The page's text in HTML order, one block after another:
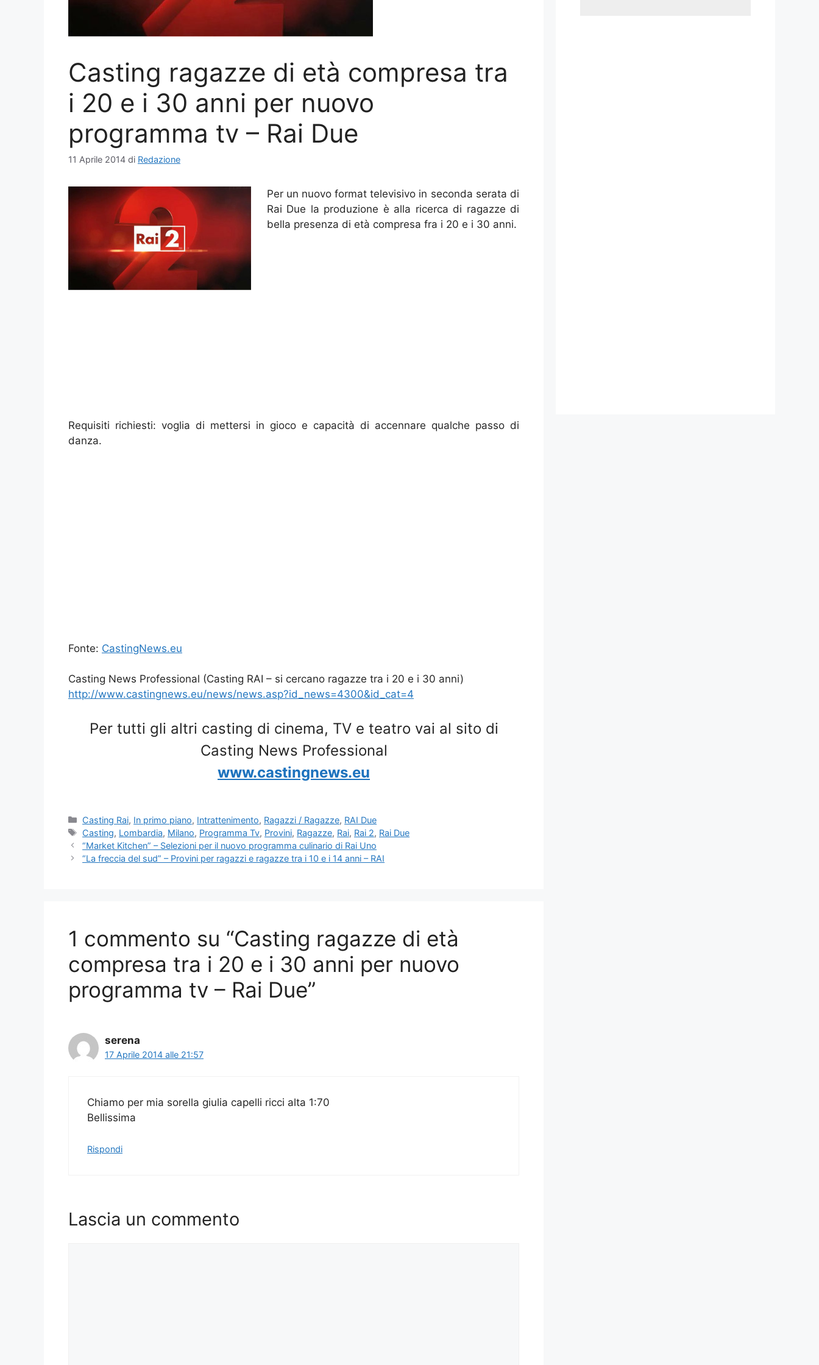
Casting ragazze di età compresa tra
i 20 e i 30 anni per nuovo
programma tv – Rai Due
11 Aprile 2014 di Redazione
Per un nuovo format televisivo in seconda serata di
Rai Due la produzione è alla ricerca di ragazze di
bella presenza di età compresa fra i 20 e i 30 anni.
Requisiti richiesti: voglia di mettersi in gioco e capacità di accennare qualche passo di
danza.
Fonte: CastingNews.eu
Casting News Professional (Casting RAI – si cercano ragazze tra i 20 e i 30 anni)
http://www.castingnews.eu/news/news.asp?id_news=4300&id_cat=4
Per tutti gli altri casting di cinema, TV e teatro vai al sito di
Casting News Professional
www.castingnews.eu
Categorie
Casting Rai, In primo piano, Intrattenimento, Ragazzi / Ragazze, RAI Due
Tag
Casting, Lombardia, Milano, Programma Tv, Provini, Ragazze, Rai, Rai 2, Rai Due
“Market Kitchen” – Selezioni per il nuovo programma culinario di Rai Uno
“La freccia del sud” – Provini per ragazzi e ragazze tra i 10 e i 14 anni – RAI
1 commento su “Casting ragazze di età
compresa tra i 20 e i 30 anni per nuovo
programma tv – Rai Due”
serena
17 Aprile 2014 alle 21:57
Chiamo per mia sorella giulia capelli ricci alta 1:70
Bellissima
Rispondi
Lascia un commento